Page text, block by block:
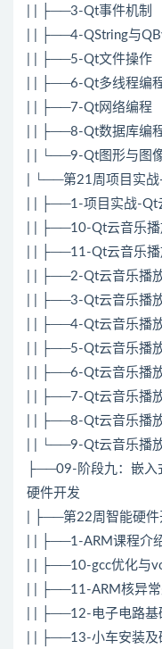
| | ├──3-Qt事件机制
| | ├──4-QString与
| | ├──5-Qt文件操作
| | ├──6-Qt多线程编
| | ├──7-Qt网络编程
| | ├──8-Qt数据库编
| | └──9-Qt图形与图
| └──第21周项目实
| | ├──1-项目实战-Qt
| | ├──10-Qt云音乐
| | ├──11-Qt云音乐
| | ├──2-Qt云音乐播
| | ├──3-Qt云音乐播
| | ├──4-Qt云音乐播
| | ├──5-Qt云音乐播
| | ├──6-Qt云音乐播
| | ├──7-Qt云音乐播
| | ├──8-Qt云音乐播
| | └──9-Qt云音乐播
├──09-阶段九：嵌入
硬件开发
| ├──第22周智能硬
| | ├──1-ARM课程介
| | ├──10-gcc优化与
| | ├──11-ARM核异
| | ├──12-电子电路基
| | ├──13-小车安装及